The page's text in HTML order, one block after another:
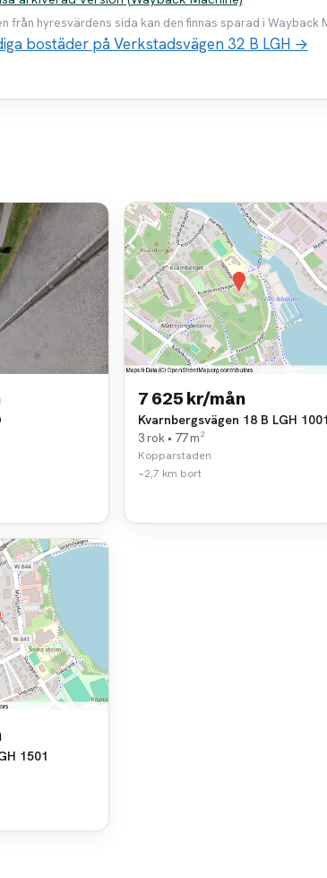
från hyresvärdens sida kan den finnas sparad i Wayback
bostäder på Verkstadsvägen 32 B LGH →
7 625 kr/mån
Kvarnbergsvägen 18 B LGH 1001
3 rok • 77 m²
Kopparstaden
~2,7 km bort
1501